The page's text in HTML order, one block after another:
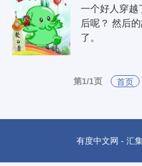
一个好人穿越
后呢？ 然后
了。
第1/1页 首页
有度中文网 - 汇